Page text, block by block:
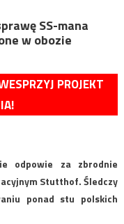
SS-mana
w obozie
PROJEKT
odpowie za zbrodnie
Stutthof. Śledczy
ponad stu polskich